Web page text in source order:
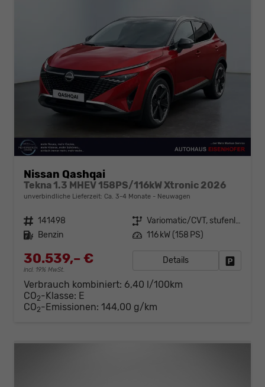
Nissan Qashqai
Tekna 1.3 MHEV 158PS/116kW Xtronic 2026
unverbindliche Lieferzeit: Ca. 3-4 Monate Neuwagen
Fahrzeugnr. 141498 Getriebe
Variomatic/CVT, stufenlos
Kraftstoff Benzin Leistung 116 kW (158 PS)
30.539,– €
incl. 19% MwSt.
Details
Verbrauch kombiniert: 6,40 l/100km
CO2-Klasse: E
CO2-Emissionen: 144,00 g/km